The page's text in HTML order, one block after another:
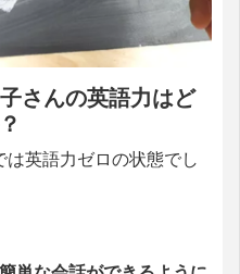
さんの英語力はど
英語力ゼロの状態でし